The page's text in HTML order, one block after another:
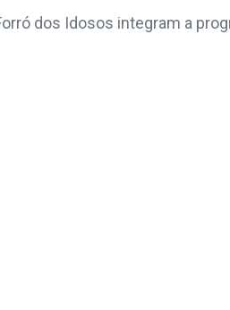
dos Idosos integram a